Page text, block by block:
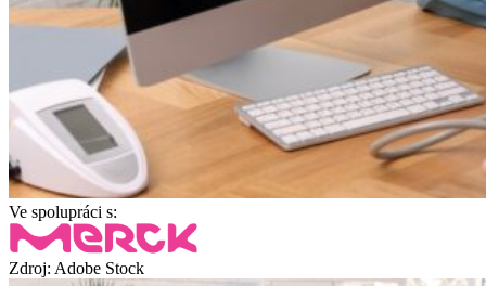
Ve spolupráci s:
Zdroj: Adobe Stock